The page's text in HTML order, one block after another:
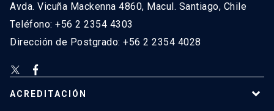
Avda. Vicuña Mackenna 4860, Macul. Santiago, Chile
Teléfono: +56 2 2354 4303
Dirección de Postgrado: +56 2 2354 4028
ACREDITACIÓN